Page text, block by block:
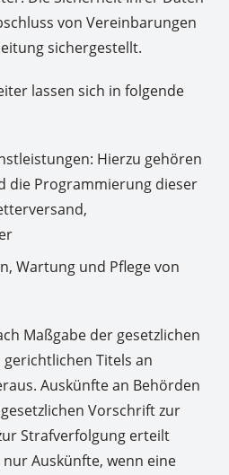
von Vereinbarungen
sichergestellt.
lassen sich in folgende
Hierzu gehören
die Programmierung dieser
Wartung und Pflege von
Maßgabe der gesetzlichen
Titels an
Auskünfte an Behörden
Vorschrift zur
Strafverfolgung erteilt
Auskünfte, wenn eine